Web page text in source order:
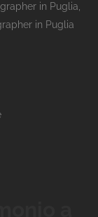
in Puglia,
in Puglia